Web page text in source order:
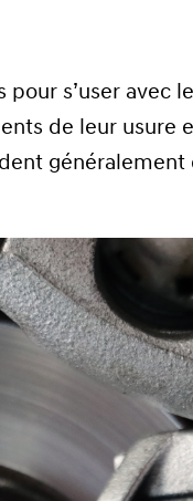
s’user avec
de leur usure